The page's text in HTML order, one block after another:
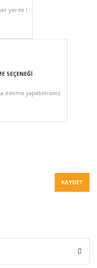
yerde !
SEÇENEĞİ
ödeme yapabilirsiniz.
KAYDET